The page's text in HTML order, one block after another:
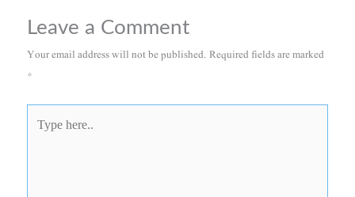
Leave a Comment
Your email address will not be published.Required fields are marked
*
here..